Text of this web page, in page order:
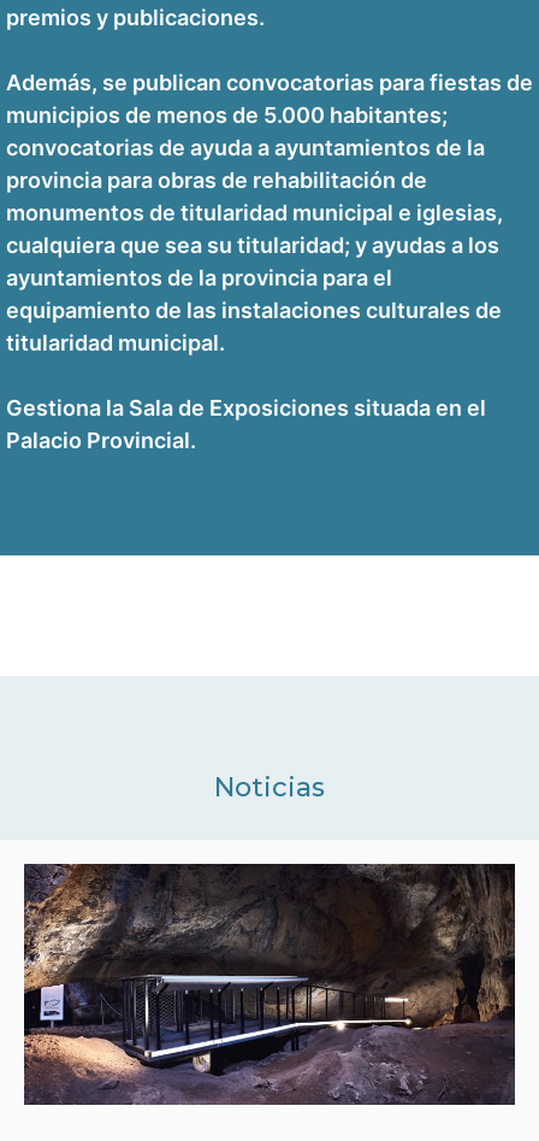
premios y publicaciones.
Además, se publican convocatorias para fiestas de
municipios de menos de 5.000 habitantes;
convocatorias de ayuda a ayuntamientos de la
provincia para obras de rehabilitación de
monumentos de titularidad municipal e iglesias,
cualquiera que sea su titularidad; y ayudas a los
ayuntamientos de la provincia para el
equipamiento de las instalaciones culturales de
titularidad municipal.
Gestiona la Sala de Exposiciones situada en el
Palacio Provincial.
Noticias